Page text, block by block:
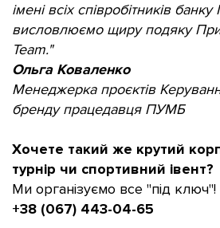
імені всіх співробітників
висловлюємо щиру подяку
Team."
Ольга Коваленко
Менеджерка проєктів
бренду працедавця ПУМБ
Хочете такий же крутий
турнір чи спортивний івент?
Ми організуємо все "під ключ"!
+38 (067) 443-04-65